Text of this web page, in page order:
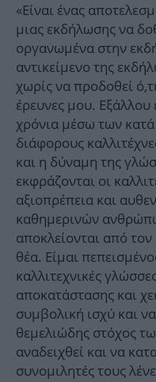
«Είναι ένας
μιας εκδήλωσης να
οργανωμένα στην
αντικείμενο της
χωρίς να προδοθεί
έρευνες μου. Εξάλλου
χρόνια μέσω των
διάφορους
και η δύναμη της
εκφράζονται οι
αξιοπρέπεια και
καθημερινών
αποκλείονται από
θέα. Είμαι
καλλιτεχνικές
αποκατάστασης και
συμβολική ισχύ και
θεμελιώδης στόχος
αναδειχθεί και να
συνομιλητές τους